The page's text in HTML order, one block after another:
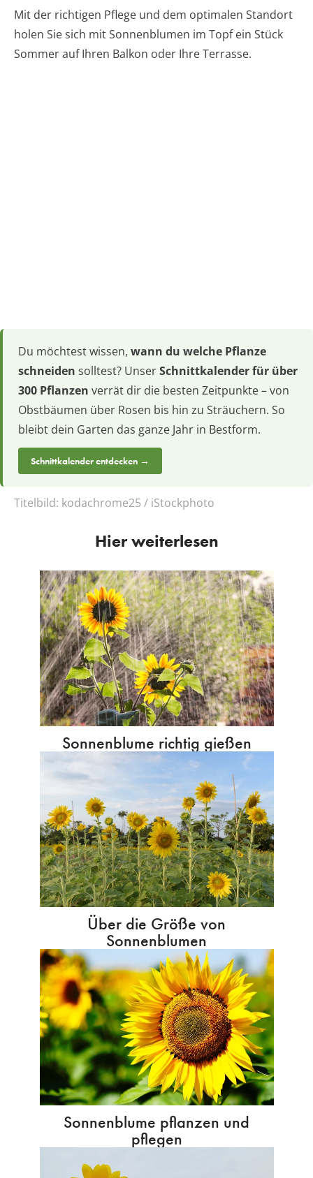
Mit der richtigen Pflege und dem optimalen Standort
holen Sie sich mit Sonnenblumen im Topf ein Stück
Sommer auf Ihren Balkon oder Ihre Terrasse.
Du möchtest wissen, wann du welche Pflanze
schneiden solltest? UnserSchnittkalender für über
300 Pflanzen verrät dir die besten Zeitpunkte – von
Obstbäumen über Rosen bis hin zu Sträuchern. So
bleibt dein Garten das ganze Jahr in Bestform.
Schnittkalender entdecken →
Titelbild: kodachrome25 / iStockphoto
Hier weiterlesen
Sonnenblume richtig gießen
Über die Größe von
Sonnenblumen
Sonnenblume pflanzen und
pflegen